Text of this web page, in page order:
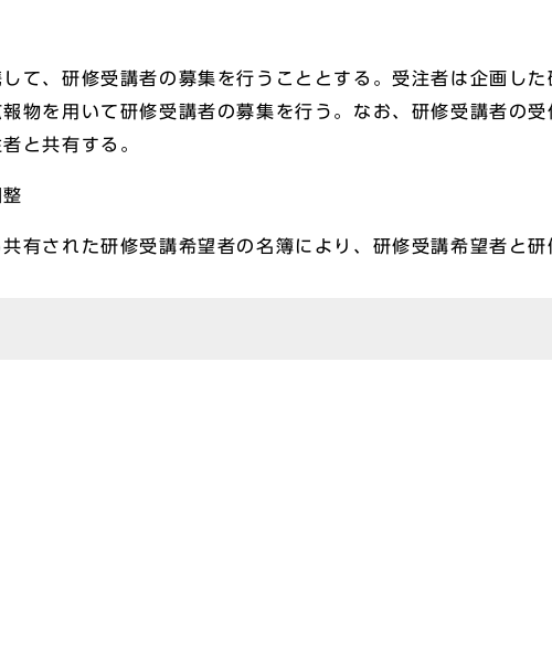
、研修受講者の募集を行うこととする。受注者は企画した
物を用いて研修受講者の募集を行う。なお、研修受講者の
と共有する。
された研修受講希望者の名簿により、研修受講希望者と研